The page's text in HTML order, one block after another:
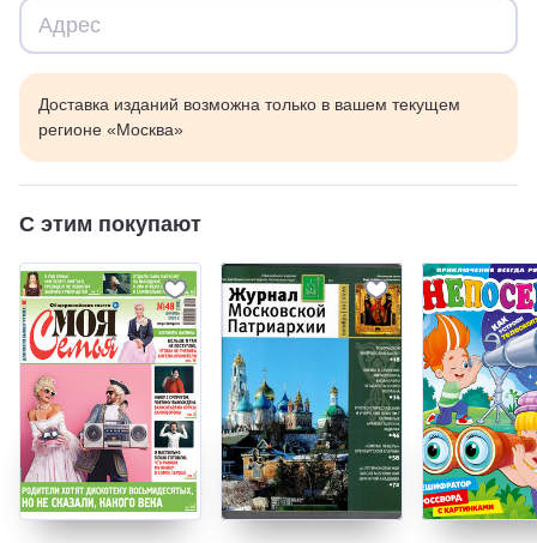
Доставка изданий возможна только в вашем текущем
регионе «Москва»
С этим покупают